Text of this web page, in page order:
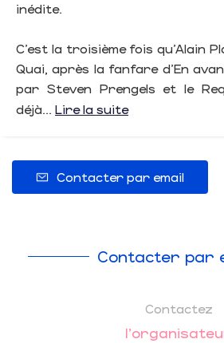
inédite.
C’est la troisième fois qu’Alain
Quai, après la fanfare d’En
par Steven Prengels et le
déjà... Lire la suite
Contacter par email
Contacter par
Contactez